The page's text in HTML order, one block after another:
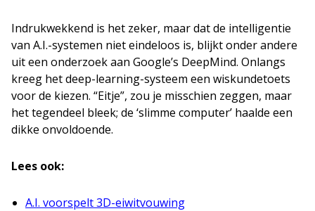
Indrukwekkend is het zeker, maar dat de intelligentie
van A.I.-systemen niet eindeloos is, blijkt onder andere
uit een onderzoek aan Google’s DeepMind. Onlangs
kreeg het deep-learning-systeem een wiskundetoets
voor de kiezen. “Eitje”, zou je misschien zeggen, maar
het tegendeel bleek; de ‘slimme computer’ haalde een
dikke onvoldoende.
Lees ook:
A.I. voorspelt 3D-eiwitvouwing